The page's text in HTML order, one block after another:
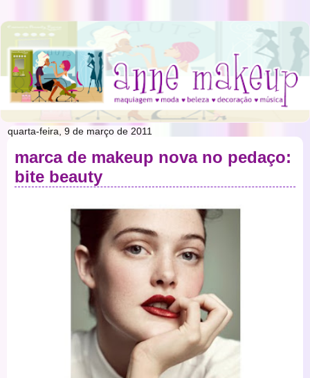
quarta-feira, 9 de março de 2011
marca de makeup nova no pedaço:
bite beauty